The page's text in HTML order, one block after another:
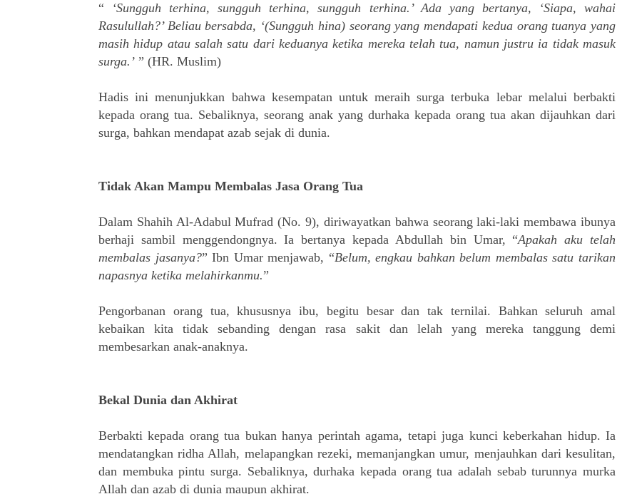
“ ‘Sungguh terhina, sungguh terhina, sungguh terhina.’ Ada yang bertanya, ‘Siapa, wahai
Rasulullah?’ Beliau bersabda, ‘(Sungguh hina) seorang yang mendapati kedua orang tuanya yang
masih hidup atau salah satu dari keduanya ketika mereka telah tua, namun justru ia tidak masuk
surga.’ ” (HR. Muslim)
Hadis ini menunjukkan bahwa kesempatan untuk meraih surga terbuka lebar melalui berbakti
kepada orang tua. Sebaliknya, seorang anak yang durhaka kepada orang tua akan dijauhkan dari
surga, bahkan mendapat azab sejak di dunia.
Tidak Akan Mampu Membalas Jasa Orang Tua
Dalam Shahih Al-Adabul Mufrad (No. 9), diriwayatkan bahwa seorang laki-laki membawa ibunya
berhaji sambil menggendongnya. Ia bertanya kepada Abdullah bin Umar, “Apakah aku telah
membalas jasanya?” Ibn Umar menjawab, “Belum, engkau bahkan belum membalas satu tarikan
napasnya ketika melahirkanmu.”
Pengorbanan orang tua, khususnya ibu, begitu besar dan tak ternilai. Bahkan seluruh amal
kebaikan kita tidak sebanding dengan rasa sakit dan lelah yang mereka tanggung demi
membesarkan anak-anaknya.
Bekal Dunia dan Akhirat
Berbakti kepada orang tua bukan hanya perintah agama, tetapi juga kunci keberkahan hidup. Ia
mendatangkan ridha Allah, melapangkan rezeki, memanjangkan umur, menjauhkan dari kesulitan,
dan membuka pintu surga. Sebaliknya, durhaka kepada orang tua adalah sebab turunnya murka
Allah dan azab di dunia maupun akhirat.